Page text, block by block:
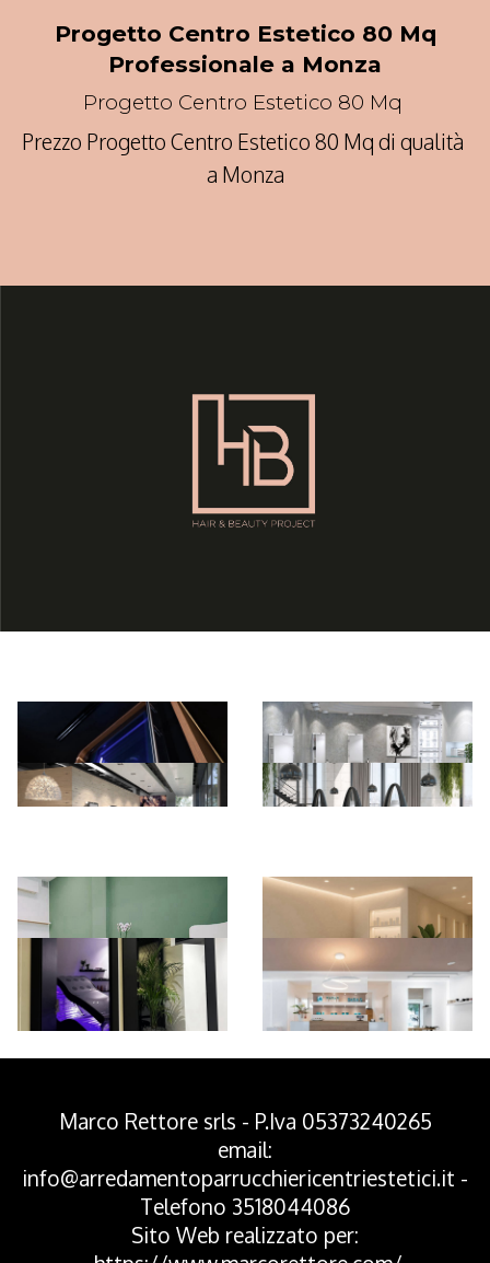
Progetto Centro Estetico 80 Mq
Professionale a Monza
Progetto Centro Estetico 80 Mq
Prezzo Progetto Centro Estetico 80 Mq di qualità
a Monza
Marco Rettore srls - P.Iva 05373240265
email:
info@arredamentoparrucchiericentriestetici.it -
Telefono 3518044086
Sito Web realizzato per: